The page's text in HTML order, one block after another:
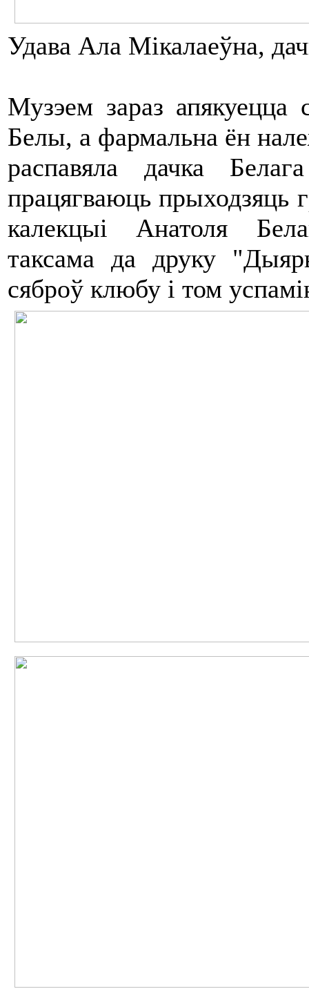
Удава Ала Мікалаеўна,
Музэем зараз
Белы, а фармальна ён
распавяла дачка
працягваюць прыходзяць
калекцыі Анатоля
таксама да друку
сяброў клюбу і том